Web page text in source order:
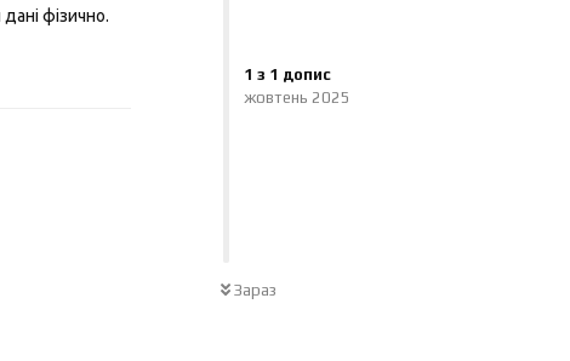
1 з 1 допис
жовтень 2025
Зараз
фізично.